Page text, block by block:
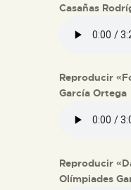
Casañas
Reproducir
García Ortega
Reproducir
Olímpiades